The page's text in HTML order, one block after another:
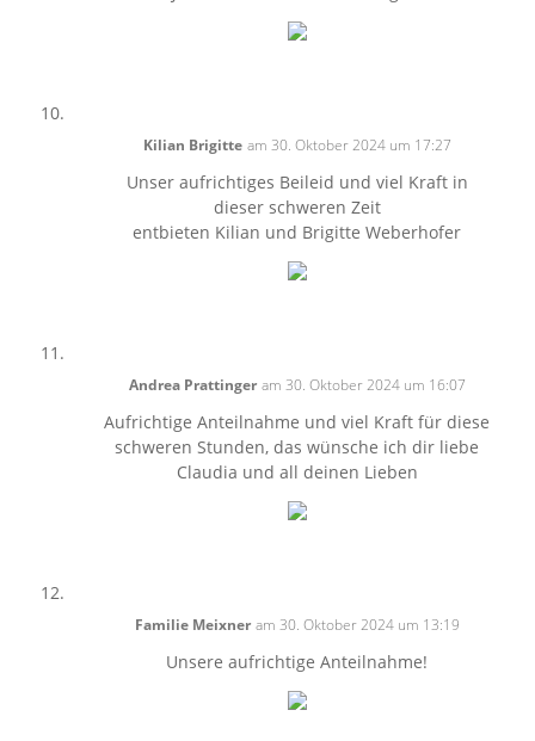
Kilian Brigitte am 30. Oktober 2024 um 17:27
Unser aufrichtiges Beileid und viel Kraft in
dieser schweren Zeit
entbieten Kilian und Brigitte Weberhofer
Andrea Prattinger am 30. Oktober 2024 um 16:07
Aufrichtige Anteilnahme und viel Kraft für diese
schweren Stunden, das wünsche ich dir liebe
Claudia und all deinen Lieben
Familie Meixner am 30. Oktober 2024 um 13:19
Unsere aufrichtige Anteilnahme!